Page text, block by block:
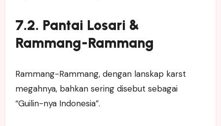
7.2. Pantai Losari &
Rammang-Rammang
Rammang-Rammang, dengan lanskap karst
megahnya, bahkan sering disebut sebagai
“Guilin-nya Indonesia”.